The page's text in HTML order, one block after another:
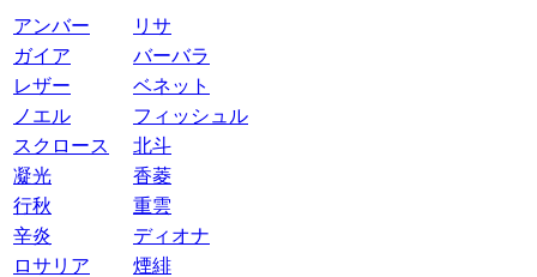
アンバー
リサ
ガイア
バーバラ
レザー
ベネット
ノエル
フィッシュル
スクロース
北斗
凝光
香菱
行秋
重雲
辛炎
ディオナ
ロサリア
煙緋